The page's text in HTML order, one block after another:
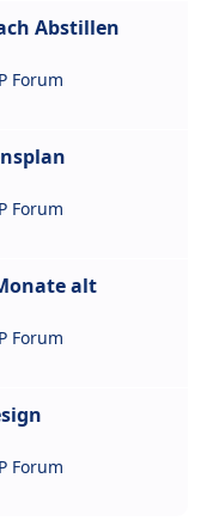
Abstillen
Forum
Forum
alt
Forum
Forum